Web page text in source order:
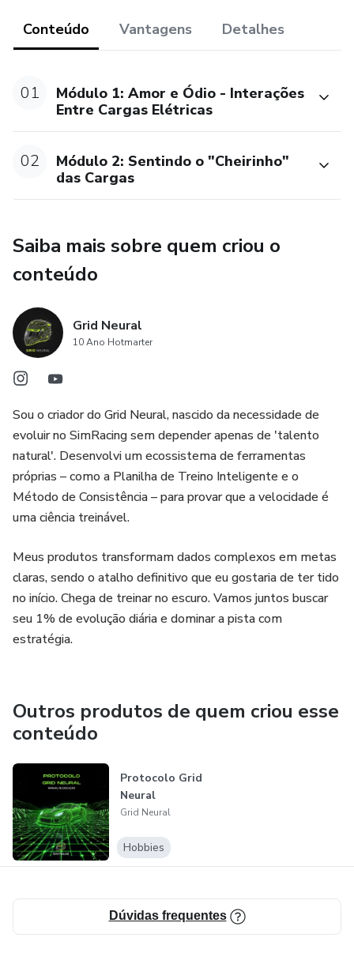
para quem quer mandar muito bem na escola.
Conteúdo Vantagens Detalhes
01
Módulo 1: Amor e Ódio - Interações
Entre Cargas Elétricas
02
Módulo 2: Sentindo o "Cheirinho"
das Cargas
Saiba mais sobre quem criou o
conteúdo
Grid Neural
10 Ano Hotmarter
Sou o criador do Grid Neural, nascido da necessidade de
evoluir no SimRacing sem depender apenas de 'talento
natural'. Desenvolvi um ecossistema de ferramentas
próprias – como a Planilha de Treino Inteligente e o
Método de Consistência – para provar que a velocidade é
uma ciência treinável.
Meus produtos transformam dados complexos em metas
claras, sendo o atalho definitivo que eu gostaria de ter tido
no início. Chega de treinar no escuro. Vamos juntos buscar
seu 1% de evolução diária e dominar a pista com
estratégia.
Outros produtos de quem criou esse
conteúdo
Protocolo Grid
Neural
Grid Neural
Hobbies
Dúvidas frequentes